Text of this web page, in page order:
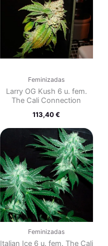
Feminizadas
Larry OG Kush 6 u. fem.
The Cali Connection
113,40€
Feminizadas
Italian Ice 6 u. fem. The Cali